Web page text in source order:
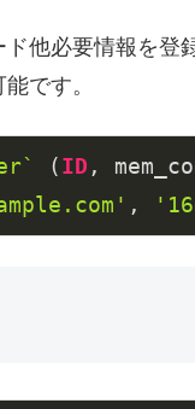
ド他必要情報を
です。
(ID
,